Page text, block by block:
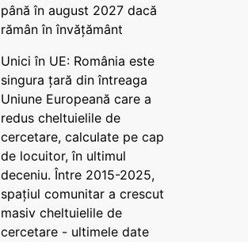
până în august 2027 dacă
rămân în învățământ
Unici în UE: România este
singura țară din întreaga
Uniune Europeană care a
redus cheltuielile de
cercetare, calculate pe cap
de locuitor, în ultimul
deceniu. Între 2015-2025,
spațiul comunitar a crescut
masiv cheltuielile de
cercetare - ultimele date